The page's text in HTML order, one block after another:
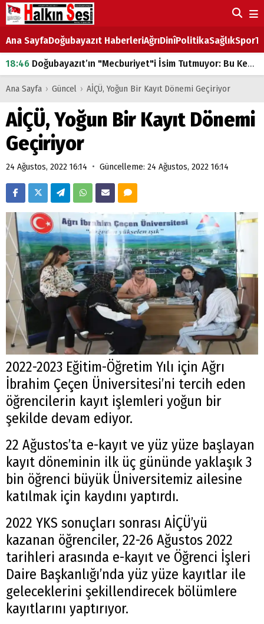
Ana SayfaDoğubayazıt HaberleriAğrıDinîPolitikaSağlıkSpor
18:46 Doğubayazıt’ın "Mecburiyet"i İsim Tutmuyor: Bu Kez de Mem u Zîn Oldu!
07:53Doğubayazıt’ta Ekmek Fiyatlarına Zam
07:16
Doğubayazıt'ta çocukların sırtındaki ağır yük
07:00DEVLET ve HÜKÜMET
18:29 ÇARŞI CADDESİ YAZ BOZ TAHTASI
Ana Sayfa › Güncel › AİÇÜ, Yoğun Bir Kayıt Dönemi Geçiriyor
AİÇÜ, Yoğun Bir Kayıt Dönemi
Geçiriyor
24 Ağustos, 2022 16:14 • Güncelleme: 24 Ağustos, 2022 16:14
2022-2023 Eğitim-Öğretim Yılı için Ağrı
İbrahim Çeçen Üniversitesi’ni tercih eden
öğrencilerin kayıt işlemleri yoğun bir
şekilde devam ediyor.
22 Ağustos’ta e-kayıt ve yüz yüze başlayan
kayıt döneminin ilk üç gününde yaklaşık 3
bin öğrenci büyük Üniversitemiz ailesine
katılmak için kaydını yaptırdı.
2022 YKS sonuçları sonrası AİÇÜ’yü
kazanan öğrenciler, 22-26 Ağustos 2022
tarihleri arasında e-kayıt ve Öğrenci İşleri
Daire Başkanlığı’nda yüz yüze kayıtlar ile
geleceklerini şekillendirecek bölümlere
kayıtlarını yaptırıyor.